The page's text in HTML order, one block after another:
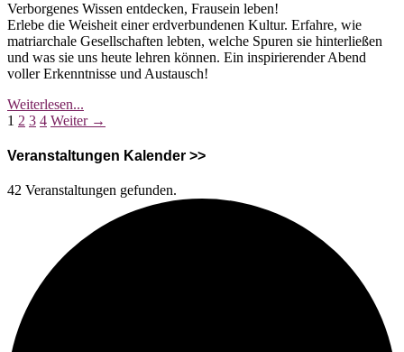
ins
Matriarchat
Verborgenes Wissen entdecken, Frausein leben!
Erlebe die Weisheit einer erdverbundenen Kultur. Erfahre, wie
matriarchale Gesellschaften lebten, welche Spuren sie hinterließen
und was sie uns heute lehren können. Ein inspirierender Abend
voller Erkenntnisse und Austausch!
Weiterlesen...
Einführung
Matriarchat
Seitennummerierung
der
1 2 3 4 Weiter →
Veranstaltungen Kalender >>
42 Veranstaltungen gefunden.